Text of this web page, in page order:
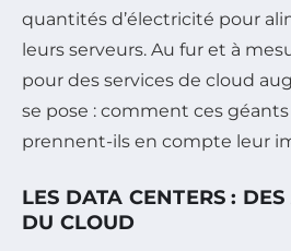
quantités d’électricité pour
leurs serveurs. Au fur et à
pour des services de cloud
se pose : comment ces
prennent-ils en compte leur
LES DATA CENTERS :
DU CLOUD